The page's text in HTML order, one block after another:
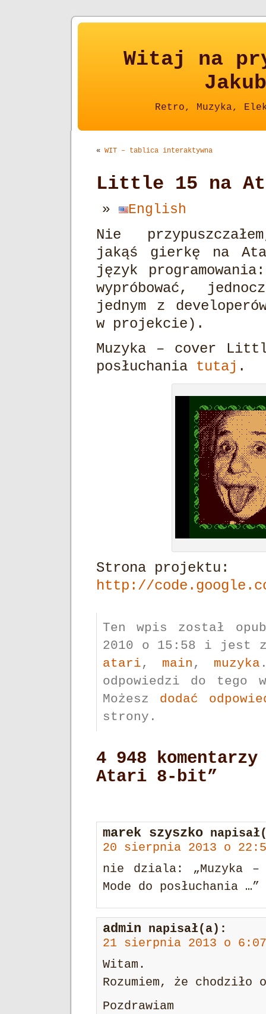
Witaj na
Retro, Muzyka,
« WIT – tablica interaktywna
Little 15 na
English
Nie
jakąś gierkę na
język
wypróbować,
jednym z
w projekcie).
Muzyka – cover
posłuchania tutaj .
Strona projektu:
http://
Ten wpis został
2010 o 15:58 i jest
atari, main , muzyka
odpowiedzi do tego
Możesz dodać
strony.
4 948
Atari 8-bit”
marek szyszko
20 sierpnia 2013 o
nie dziala: „Muzyka
Mode do posłuchania …”
admin
napisał(a):
21 sierpnia 2013 o 6:07
Witam.
Rozumiem, że
Pozdrawiam